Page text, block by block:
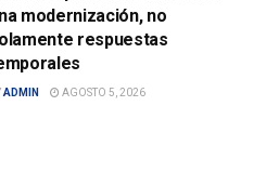
modernización, no
respuestas
ADMIN AGOSTO 5, 2026